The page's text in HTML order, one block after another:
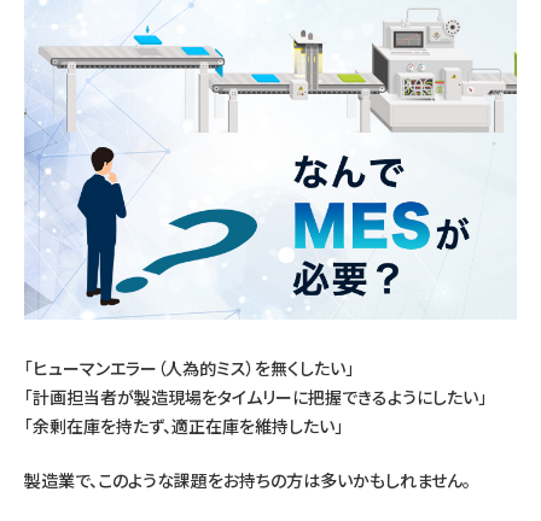
「ヒューマンエラー（人為的ミス）を無くしたい」
「計画担当者が製造現場をタイムリーに把握できるようにしたい」
「余剰在庫を持たず、適正在庫を維持したい」
製造業で、このような課題をお持ちの方は多いかもしれません。